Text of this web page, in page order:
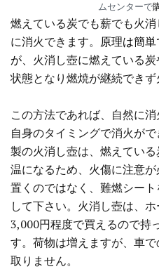
ムセンターで
燃えている炭でも薪でも火
に消火できます。 原理は簡単
が、 火消し壺に燃えている
状態となり燃焼が継続できず
この方法であれば、自然に消
自身のタイミングで消火が
製の火消し壺は、燃えてい
温になるため、火傷に注意
置くのではなく、難燃シー
して下さい。火消し壺は、
3,000円程度で買えるので持
す。荷物は増えますが、車
取りません。